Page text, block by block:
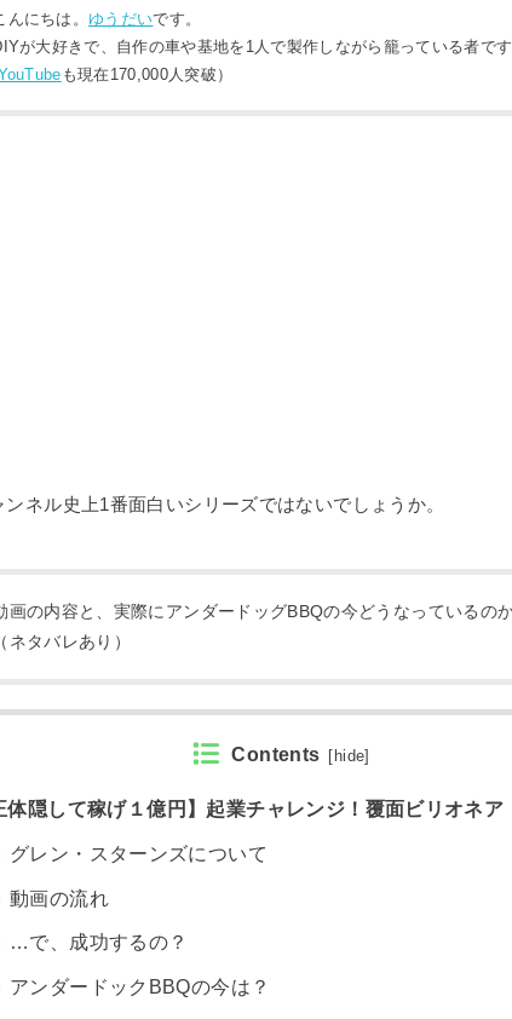
んにちは。ゆうだいです。
が大好きで、自作の車や基地を1人で製作しながら籠っている者です
も現在170,000人突破）
ネル史上1番面白いシリーズではないでしょうか。
画の内容と、実際にアンダードッグBBQの今どうなっているの
（ネタバレあり）
Contents hide
体隠して稼げ１億円】起業チャレンジ！覆面ビリオネア
グレン・スターンズについて
動画の流れ
…で、成功するの？
アンダードックBBQの今は？